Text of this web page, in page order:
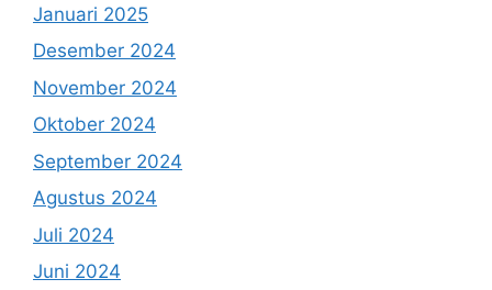
Januari 2025
Desember 2024
November 2024
Oktober 2024
September 2024
Agustus 2024
Juli 2024
Juni 2024